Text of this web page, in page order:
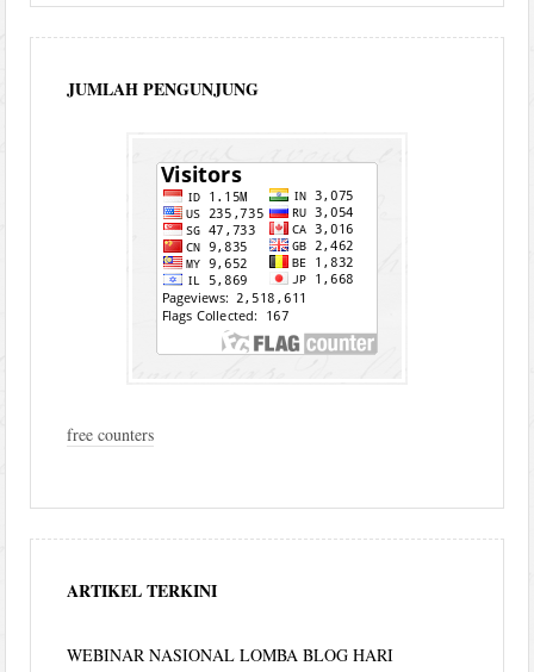
JUMLAH PENGUNJUNG
free counters
ARTIKEL TERKINI
WEBINAR NASIONAL LOMBA BLOG HARI